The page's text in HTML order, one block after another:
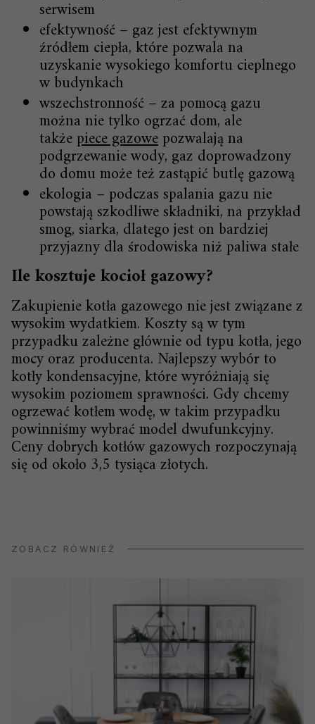
serwisem
efektywność – gaz jest efektywnym
źródłem ciepła, które pozwala na
uzyskanie wysokiego komfortu cieplnego
w budynkach
wszechstronność – za pomocą gazu
można nie tylko ogrzać dom, ale
takżepiece gazowepozwalają na
podgrzewanie wody, gaz doprowadzony
do domu może też zastąpić butlę gazową
ekologia – podczas spalania gazu nie
powstają szkodliwe składniki, na przykład
smog, siarka, dlatego jest on bardziej
przyjazny dla środowiska niż paliwa stałe
Ile kosztuje kocioł gazowy?
Zakupienie kotła gazowego nie jest związane z
wysokim wydatkiem. Koszty są w tym
przypadku zależne głównie od typu kotła, jego
mocy oraz producenta. Najlepszy wybór to
kotły kondensacyjne, które wyróżniają się
wysokim poziomem sprawności. Gdy chcemy
ogrzewać kotłem wodę, w takim przypadku
powinniśmy wybrać model dwufunkcyjny.
Ceny dobrych kotłów gazowych rozpoczynają
się od około 3,5 tysiąca złotych.
ZOBACZ RÓWNIEŻ